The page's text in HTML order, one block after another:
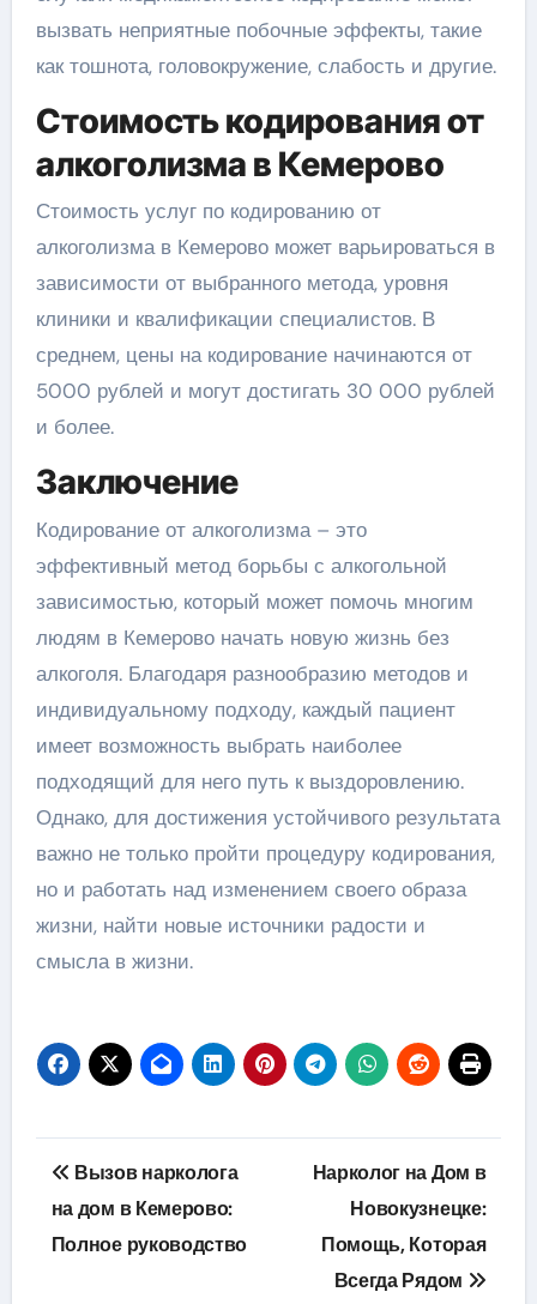
вызвать неприятные побочные эффекты, такие
как тошнота, головокружение, слабость и другие.
Стоимость кодирования от
алкоголизма в Кемерово
Стоимость услуг по кодированию от
алкоголизма в Кемерово может варьироваться в
зависимости от выбранного метода, уровня
клиники и квалификации специалистов. В
среднем, цены на кодирование начинаются от
5000 рублей и могут достигать 30 000 рублей
и более.
Заключение
Кодирование от алкоголизма – это
эффективный метод борьбы с алкогольной
зависимостью, который может помочь многим
людям в Кемерово начать новую жизнь без
алкоголя. Благодаря разнообразию методов и
индивидуальному подходу, каждый пациент
имеет возможность выбрать наиболее
подходящий для него путь к выздоровлению.
Однако, для достижения устойчивого результата
важно не только пройти процедуру кодирования,
но и работать над изменением своего образа
жизни, найти новые источники радости и
смысла в жизни.
Навигация
по
записям
Вызов нарколога
на дом в Кемерово:
Полное руководство
Нарколог на Дом в
Новокузнецке:
Помощь, Которая
Всегда Рядом